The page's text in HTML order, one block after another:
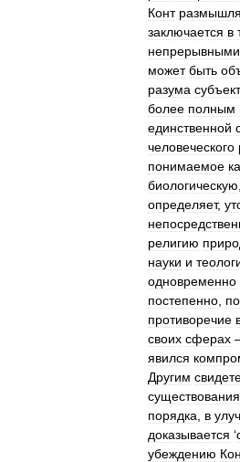
Конт
заключается в
непрерывными
может быть
разума
более полным
единственной
человеческого
понимаемое
биологическую
определяет,
религию
науки и
одновременно
постепенно по
противоречие
своих сферах
явился
Другим
существования
порядка
в
доказывается ‘
убеждению